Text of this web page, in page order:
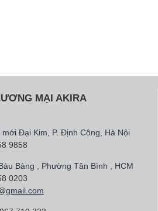
MẠI AKIRA
Đại Kim, P. Định Công, Hà Nội
9858
Bàng , Phường Tân Bình , HCM
0203